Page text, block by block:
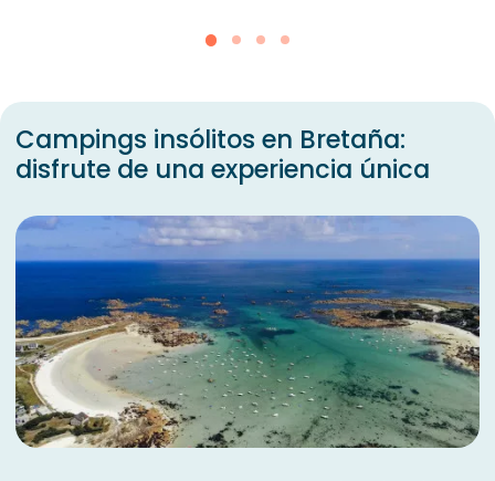
Campings insólitos en Bretaña:
disfrute de una experiencia única